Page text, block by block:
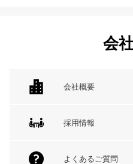
会
会社概要
採用情報
よくあるご質問